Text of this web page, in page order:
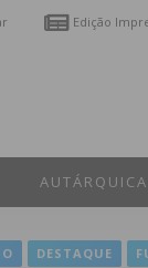
Edição
DESTAQUE